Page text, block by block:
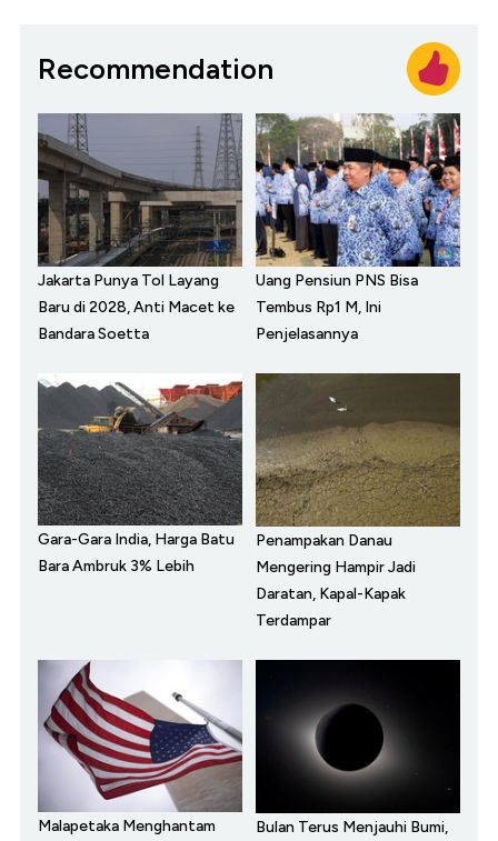
Recommendation
Jakarta Punya Tol Layang
Baru di 2028, Anti Macet ke
Bandara Soetta
Uang Pensiun PNS Bisa
Tembus Rp1 M, Ini
Penjelasannya
Gara-Gara India, Harga Batu
Bara Ambruk 3% Lebih
Penampakan Danau
Mengering Hampir Jadi
Daratan, Kapal-Kapak
Terdampar
Malapetaka Menghantam
Bulan Terus Menjauhi Bumi,